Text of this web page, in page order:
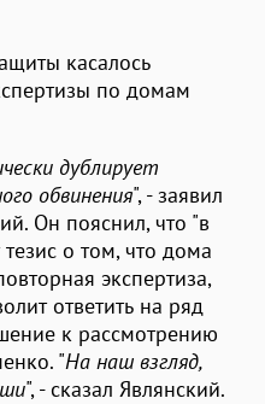
касалось
по домам
дублирует
обвинения", - заявил
Он пояснил, что "в
о том, что дома
экспертиза,
ответить на ряд
к рассмотрению
"На наш взгляд,
", - сказал Являнский.